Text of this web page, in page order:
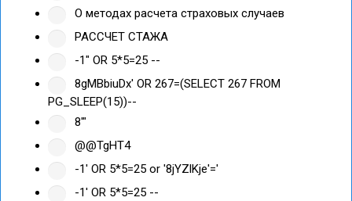
О методах расчета страховых случаев
РАССЧЕТ СТАЖА
-1" OR 5*5=25 --
8gMBbiuDx' OR 267=(SELECT 267 FROM
PG_SLEEP(15))--
8'"
@@TgHT4
-1' OR 5*5=25 or '8jYZlKje'='
-1' OR 5*5=25 --